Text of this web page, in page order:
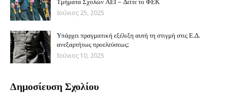
Ιούνιος 25, 2025
Υπάρχει πραγματική εξέλιξη αυτή τη στιγμή στις Ε.Δ.
ανεξαρτήτως προελεύσεως;
Ιούνιος 10, 2025
Δημοσίευση Σχολίου